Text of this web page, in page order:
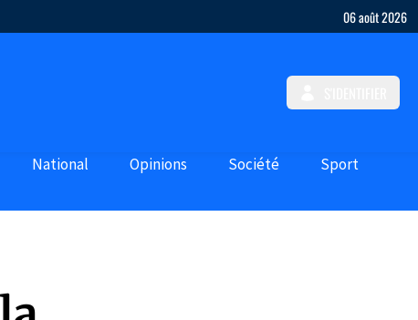
06 août 2026
National Opinions Société Sport